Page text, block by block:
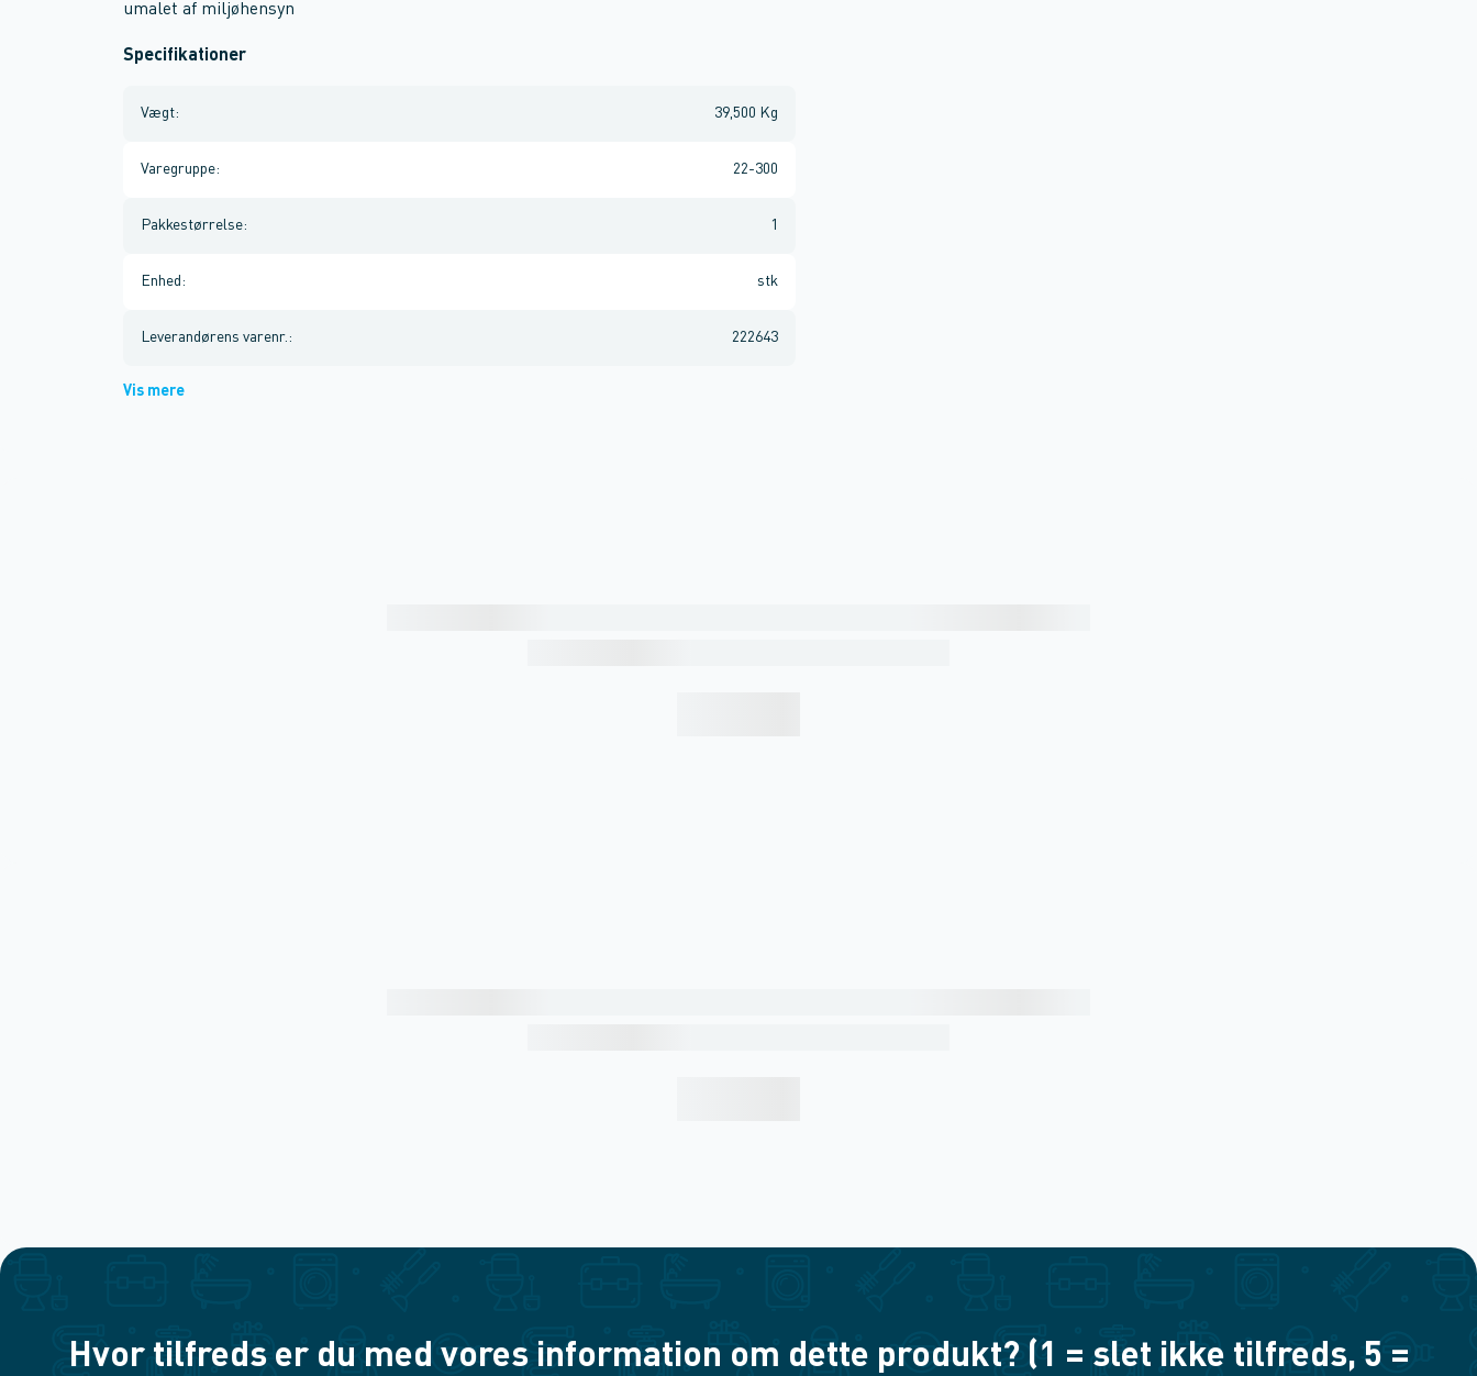
umalet af miljøhensyn
Specifikationer
Vægt: 39,500 Kg
Varegruppe: 22-300
Pakkestørrelse: 1
Enhed : stk
Leverandørens varenr. : 222643
Vis mere
Hvor tilfreds er du med vores information om dette produkt? (1 = slet ikke tilfreds, 5 =